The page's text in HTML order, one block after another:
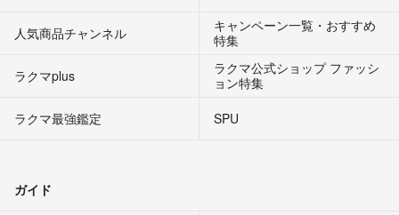
人気商品チャンネル
キャンペーン一覧・おすすめ
特集
ラクマplus
ラクマ公式ショップ ファッシ
ョン特集
ラクマ最強鑑定
SPU
ガイド